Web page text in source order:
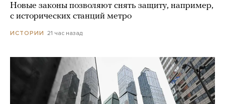
Новые законы позволяют снять защиту, например,
с исторических станций метро
ИСТОРИИ 21 час назад